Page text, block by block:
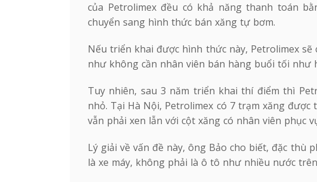
của Petrolimex đều có khả năng thanh toán
chuyển sang hình thức bán xăng tự bơm.
Nếu triển khai được hình thức này, Petrolimex
như không cần nhân viên bán hàng buổi tối như
Tuy nhiên, sau 3 năm triển khai thí điểm thì
nhỏ. Tại Hà Nội, Petrolimex có 7 trạm xăng
vẫn phải xen lẫn với cột xăng có nhân viên phục
Lý giải về vấn đề này, ông Bảo cho biết, đặc thù
là xe máy, không phải là ô tô như nhiều nước